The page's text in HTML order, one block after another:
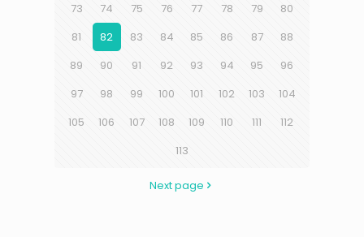
73
74 75 76 77 78 79
80
81
82 83 84 85 86 87
88
89
90 91 92 93 94 95
96
97
98 99 100 101 102 103
104
105
106 107 108 109 110 111
112
113
Next page